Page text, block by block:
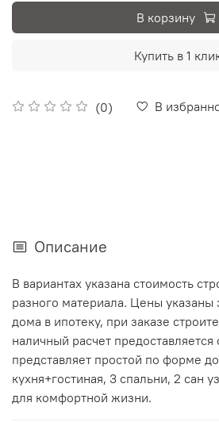
(0) В
В корзину
Купить в 1
Описание
В вариантах указана стоимость
разного материала. Цены указаны
дома в ипотеку, при заказе
наличный расчет предоставляется
представляет простой по форме
кухня+гостиная, 3 спальни, 2 сан
для комфортной жизни.